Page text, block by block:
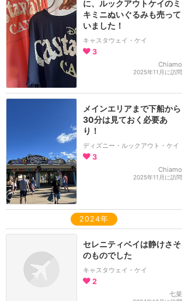
に、ルックアウトケイのミ
キミニぬいぐるみも売って
いました！
キャスタウェイ・ケイ
3
Chiamo
2025年11月に訪問
メインエリアまで下船から
30分は見ておく必要あ
り！
ディズニー・ルックアウト・ケイ
3
Chiamo
2025年11月に訪問
2024年
セレニティベイは静けさそ
のものでした
キャスタウェイ・ケイ
2
七菜